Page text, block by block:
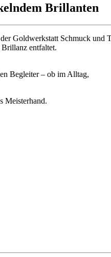
Brillanten
Goldwerkstatt Schmuck und
entfaltet.
Begleiter – ob im Alltag,
Meisterhand.